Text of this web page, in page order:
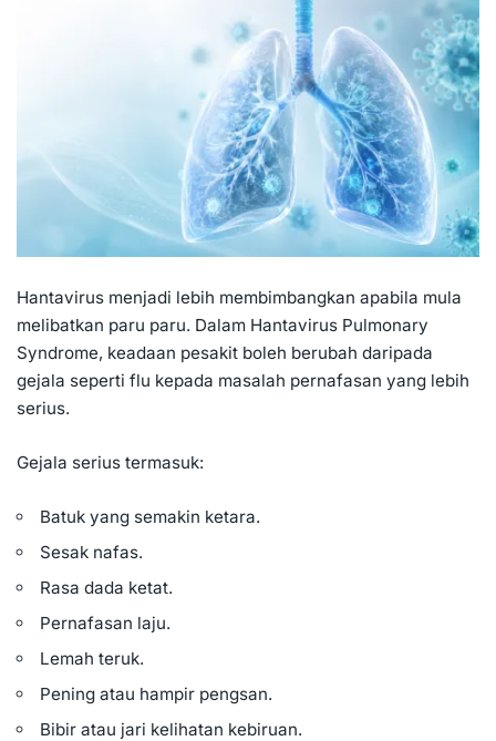
Hantavirus menjadi lebih membimbangkan apabila mula
melibatkan paru paru. Dalam Hantavirus Pulmonary
Syndrome, keadaan pesakit boleh berubah daripada
gejala seperti flu kepada masalah pernafasan yang lebih
serius.
Gejala serius termasuk:
Batuk yang semakin ketara.
Sesak nafas.
Rasa dada ketat.
Pernafasan laju.
Lemah teruk.
Pening atau hampir pengsan.
Bibir atau jari kelihatan kebiruan.